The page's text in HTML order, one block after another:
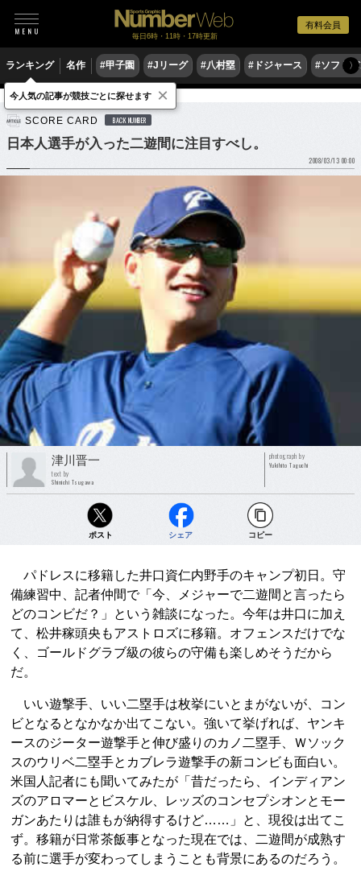
有料会員
毎日6時・11時・17時更新
ランキング 名作 #甲子園 #Jリーグ #八村塁 #ドジャース #ソフト〉
野球 MLB
SCORE CARD BACK NUMBER
日本人選手が入った二遊間に注目すべし。
2008/03/13 00:00
津川晋一
text by
Shinichi Tsugawa
photograph by
Yukihito Taguchi
ポスト シェア コピー
パドレスに移籍した井口資仁内野手のキャンプ初日。守
備練習中、記者仲間で「今、メジャーで二遊間と言ったら
どのコンビだ？」という雑談になった。今年は井口に加え
て、松井稼頭央もアストロズに移籍。オフェンスだけでな
く、ゴールドグラブ級の彼らの守備も楽しめそうだから
だ。
いい遊撃手、いい二塁手は枚挙にいとまがないが、コン
ビとなるとなかなか出てこない。強いて挙げれば、ヤンキ
ースのジーター遊撃手と伸び盛りのカノ二塁手、Ｗソック
スのウリベ二塁手とカブレラ遊撃手の新コンビも面白い。
米国人記者にも聞いてみたが「昔だったら、インディアン
ズのアロマーとビスケル、レッズのコンセプシオンとモー
ガンあたりは誰もが納得するけど……」と、現役は出てこ
ず。移籍が日常茶飯事となった現在では、二遊間が成熟す
る前に選手が変わってしまうことも背景にあるのだろう。
今人気の記事が競技ごとに探せます ×